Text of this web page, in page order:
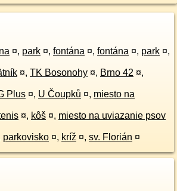
¤, park ¤, fontána ¤, fontána ¤, park ¤,
¤, TK Bosonohy ¤, Brno 42 ¤,
Plus ¤, U Čoupků ¤, miesto na
¤, kôš ¤, miesto na uviazanie psov
parkovisko ¤, kríž ¤, sv. Florián ¤